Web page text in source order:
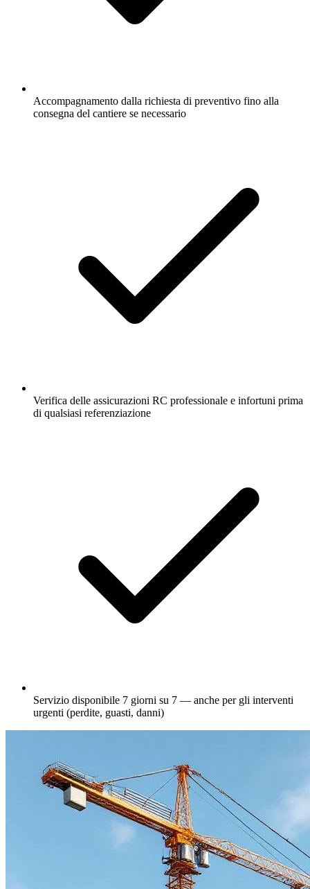
Accompagnamento dalla richiesta di preventivo fino alla
consegna del cantiere se necessario
Verifica delle assicurazioni RC professionale e infortuni prima
di qualsiasi referenziazione
Servizio disponibile 7 giorni su 7 — anche per gli interventi
urgenti (perdite, guasti, danni)